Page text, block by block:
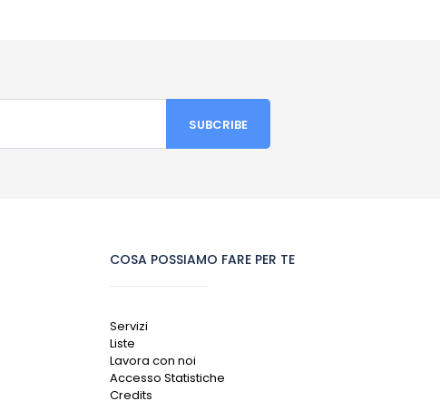
COSA POSSIAMO FARE PER TE
Servizi
Liste
Lavora con noi
Accesso Statistiche
Credits